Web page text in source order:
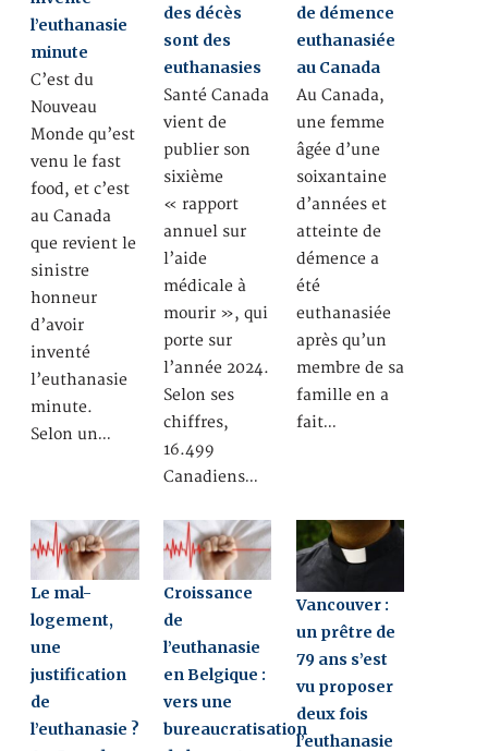
l’euthanasie
minute
C’est du
Nouveau
Monde qu’est
venu le fast
food, et c’est
au Canada
que revient le
sinistre
honneur
d’avoir
inventé
l’euthanasie
minute.
Selon un…
des décès
sont des
euthanasies
Santé Canada
vient de
publier son
sixième
« rapport
annuel sur
l’aide
médicale à
mourir », qui
porte sur
l’année 2024.
Selon ses
chiffres,
16.499
Canadiens…
de démence
euthanasiée
au Canada
Au Canada,
une femme
âgée d’une
soixantaine
d’années et
atteinte de
démence a
été
euthanasiée
après qu’un
membre de sa
famille en a
fait…
Le mal-
logement,
une
justification
de
l’euthanasie ?
Croissance
de
l’euthanasie
en Belgique :
vers une
bureaucratisation
Vancouver :
un prêtre de
79 ans s’est
vu proposer
deux fois
l’euthanasie